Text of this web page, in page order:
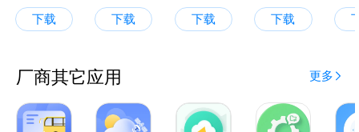
下载 下载 下载 下载
厂商其它应用 更多